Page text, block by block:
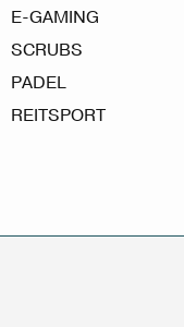
E-GAMING
SCRUBS
PADEL
REITSPORT